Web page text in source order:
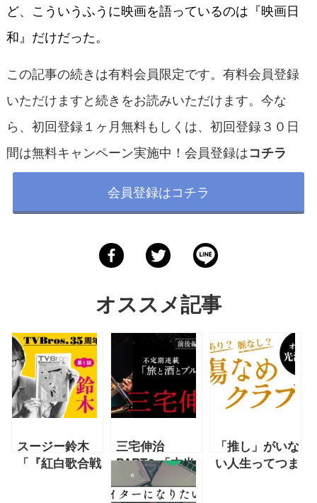
ど、こういうふうに映画を語っているのは『映画日
和』だけだった。
この記事の続きは有料会員限定です。有料会員登録
いただけますと続きをお読みいただけます。今な
ら、初回登録１ヶ月無料もしくは、初回登録３０日
間は無料キャンペーン実施中！会員登録はコチラ
会員登録はコチラ
オススメ記事
スージー鈴木
「『紅白歌合戦
三宅伸治
PART2 「本当
にね、音楽しか
ないんですよ、
「推し」がいな
い人生ってつま